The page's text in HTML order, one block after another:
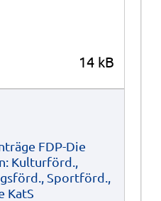
14 kB
FDP-Die
Kulturförd.,
Sportförd.,
KatS